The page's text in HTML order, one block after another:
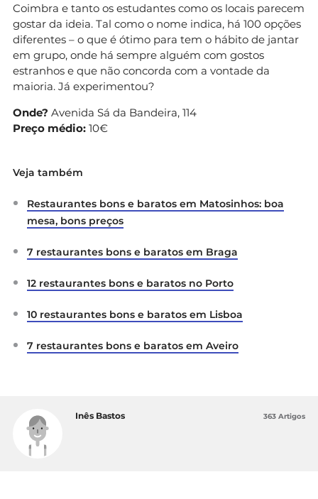
Coimbra e tanto os estudantes como os locais parecem
gostar da ideia. Tal como o nome indica, há 100 opções
diferentes – o que é ótimo para tem o hábito de jantar
em grupo, onde há sempre alguém com gostos
estranhos e que não concorda com a vontade da
maioria. Já experimentou?
Onde? Avenida Sá da Bandeira, 114
Preço médio: 10€
Veja também
Restaurantes bons e baratos em Matosinhos: boa
mesa, bons preços
7 restaurantes bons e baratos em Braga
12 restaurantes bons e baratos no Porto
10 restaurantes bons e baratos em Lisboa
7 restaurantes bons e baratos em Aveiro
Inês Bastos 363 Artigos